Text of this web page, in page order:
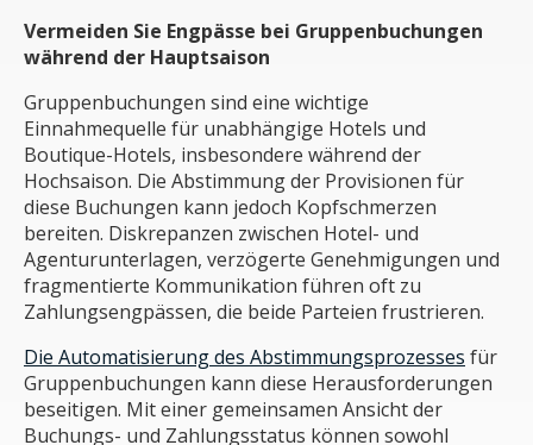
Vermeiden Sie Engpässe bei Gruppenbuchungen
während der Hauptsaison
Gruppenbuchungen sind eine wichtige
Einnahmequelle für unabhängige Hotels und
Boutique-Hotels, insbesondere während der
Hochsaison. Die Abstimmung der Provisionen für
diese Buchungen kann jedoch Kopfschmerzen
bereiten. Diskrepanzen zwischen Hotel- und
Agenturunterlagen, verzögerte Genehmigungen und
fragmentierte Kommunikation führen oft zu
Zahlungsengpässen, die beide Parteien frustrieren.
Die Automatisierung des Abstimmungsprozesses für
Gruppenbuchungen kann diese Herausforderungen
beseitigen. Mit einer gemeinsamen Ansicht der
Buchungs- und Zahlungsstatus können sowohl